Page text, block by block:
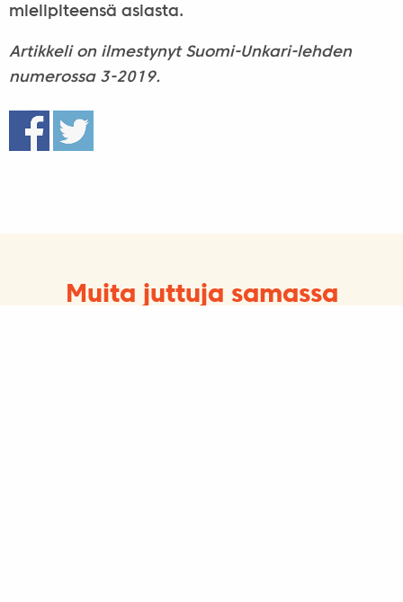
mielipiteensä asiasta.
Artikkeli on ilmestynyt Suomi-Unkari-lehden
numerossa 3-2019.
Muita juttuja samassa